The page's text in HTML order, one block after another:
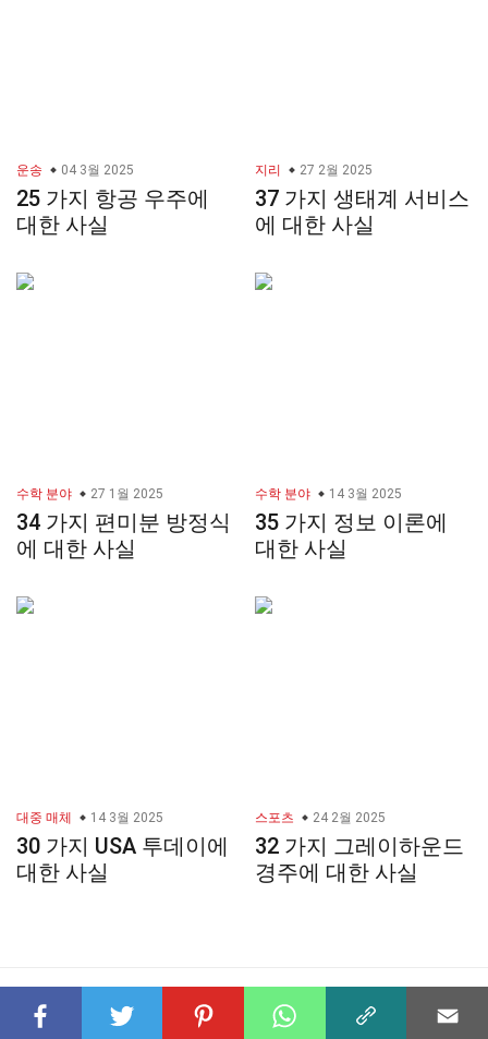
운송 04 3월 2025
25 가지 항공 우주에
대한 사실
지리 27 2월 2025
37 가지 생태계 서비스
에 대한 사실
수학 분야 27 1월 2025
34 가지 편미분 방정식
에 대한 사실
수학 분야 14 3월 2025
35 가지 정보 이론에
대한 사실
대중 매체 14 3월 2025
30 가지 USA 투데이에
대한 사실
스포츠 24 2월 2025
32 가지 그레이하운드
경주에 대한 사실